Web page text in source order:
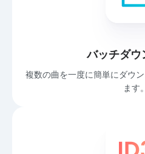
バッチダウ
複数の曲を一度に簡単にダウ
ます。